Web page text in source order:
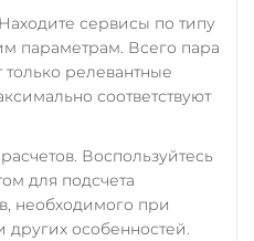
сервисы по типу
параметрам. Всего пара
только релевантные
соответствуют
Воспользуйтесь
для подсчета
необходимого при
особенностей.